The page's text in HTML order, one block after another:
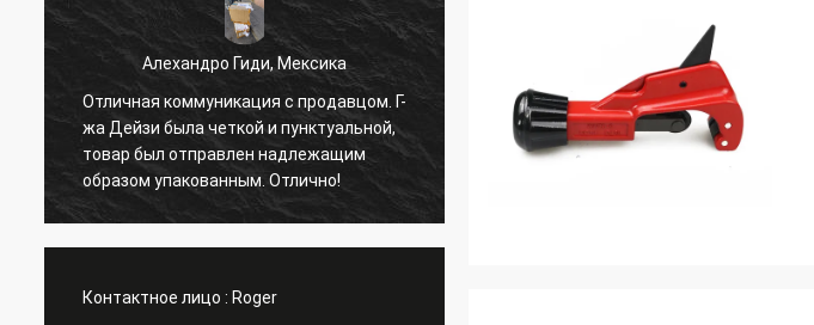
Алехандро Гиди, Мексика
Отличная коммуникация с продавцом. Г-
жа Дейзи была четкой и пунктуальной,
товар был отправлен надлежащим
образом упакованным. Отлично!
Сергей Шапоткин, Российская
Федерация
всё в порядке
Контактное лицо : Roger